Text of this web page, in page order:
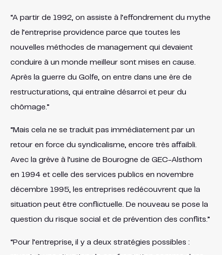
“A partir de 1992, on assiste à l’effondrement du mythe
de l’entreprise providence parce que toutes les
nouvelles méthodes de management qui devaient
conduire à un monde meilleur sont mises en cause.
Après la guerre du Golfe, on entre dans une ère de
restructurations, qui entraîne désarroi et peur du
chômage.”
“Mais cela ne se traduit pas immédiatement par un
retour en force du syndicalisme, encore très affaibli.
Avec la grève à l’usine de Bourogne de GEC-Alsthom
en 1994 et celle des services publics en novembre
décembre 1995, les entreprises redécouvrent que la
situation peut être conflictuelle. De nouveau se pose la
question du risque social et de prévention des conflits.”
“Pour l’entreprise, il y a deux stratégies possibles :